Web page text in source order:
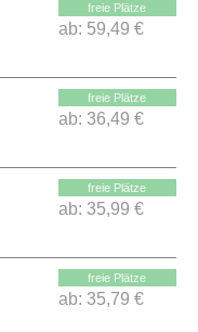
freie Plätze
ab: 59,49 €
freie Plätze
ab: 36,49 €
freie Plätze
ab: 35,99 €
freie Plätze
ab: 35,79 €